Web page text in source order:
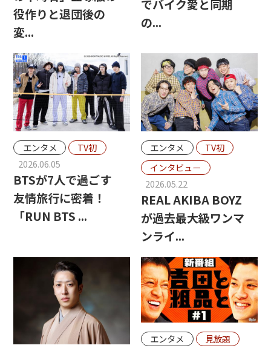
役作りと退団後の
変...
でバイク愛と同期
の...
エンタメ
TV初
2026.06.05
BTSが7人で過ごす
友情旅行に密着！
「RUN BTS ...
エンタメ
TV初
インタビュー
2026.05.22
REAL AKIBA BOYZ
が過去最大級ワンマ
ンライ...
エンタメ
見放題